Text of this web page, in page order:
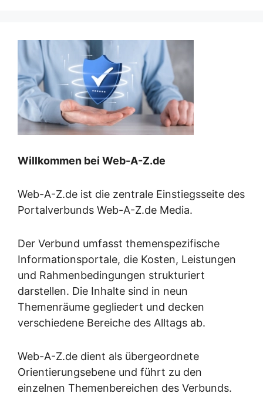
Willkommen bei Web-A-Z.de
Web-A-Z.de ist die zentrale Einstiegsseite des
Portalverbunds Web-A-Z.de Media.
Der Verbund umfasst themenspezifische
Informationsportale, die Kosten, Leistungen
und Rahmenbedingungen strukturiert
darstellen. Die Inhalte sind in neun
Themenräume gegliedert und decken
verschiedene Bereiche des Alltags ab.
Web-A-Z.de dient als übergeordnete
Orientierungsebene und führt zu den
einzelnen Themenbereichen des Verbunds.